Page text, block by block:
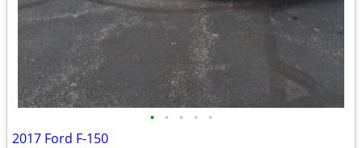
• • • • •
2017 Ford F-150